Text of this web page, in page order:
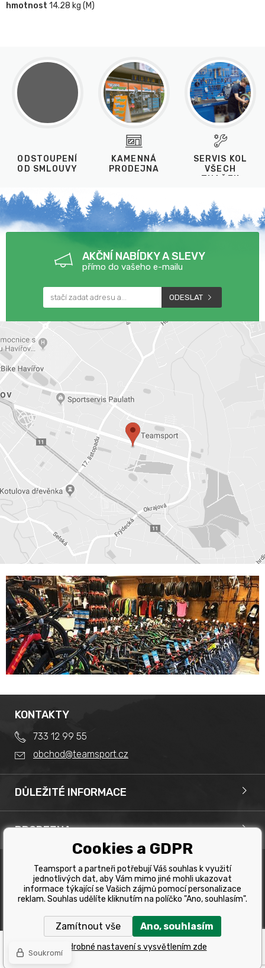
hmotnost 14.28 kg (M)
ODSTOUPENÍ
OD SMLOUVY
KAMENNÁ
PRODEJNA
SERVIS KOL
VŠECH
ZNAČEK
AKČNÍ NABÍDKY A SLEVY
přímo do vašeho e-mailu
ODESLAT
DŮLEŽITÉ INFORMACE
Tabulka velikostí kol
Tabulka velikosti bot
Tabulka velikostí oblečení
Kontakt
Výběr správného kola
Ochrana osobních údajů
Návod a manuál na elektrokola
PRODEJNA
Team Sport - Tomáš Binar
Havířov
KONTAKTY
733 12 99 55
obchod@teamsport.cz
Copyright © 2019 Team Sport Havířov. Všechna pravá
vyhrazena.
Cookies a GDPR
Teamsport a partneři potřebují Váš souhlas k využití
jednotlivých dat, aby Vám mimo jiné mohli ukazovat
informace týkající se Vašich zájmů pomocí personalizace
reklam. Souhlas udělíte kliknutím na políčko "Ano, souhlasím".
Zamítnout vše Ano, souhlasím
Podrobné nastavení s vysvětlením zde
Soukromí